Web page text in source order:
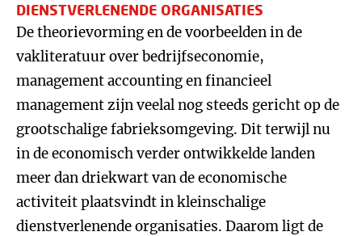
DIENSTVERLENENDE ORGANISATIES
De theorievorming en de voorbeelden in de
vakliteratuur over bedrijfseconomie,
management accounting en financieel
management zijn veelal nog steeds gericht op de
grootschalige fabrieksomgeving. Dit terwijl nu
in de economisch verder ontwikkelde landen
meer dan driekwart van de economische
activiteit plaatsvindt in kleinschalige
dienstverlenende organisaties. Daarom ligt de